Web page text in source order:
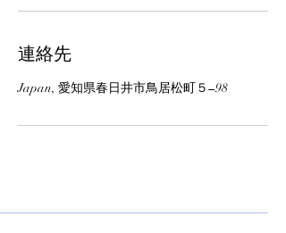
連絡先
Japan, 愛知県春日井市鳥居松町５−98